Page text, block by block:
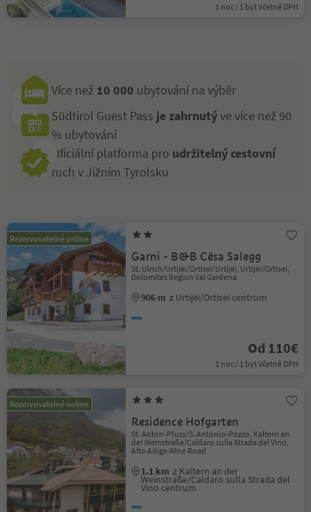
1 noc / 1 byt Včetně DPH
Více než 10 000 ubytování na výběr
Südtirol Guest Pass je zahrnutýve více než 90
% ubytování
Oficiální platforma pro udržitelný cestovní
ruch v Jižním Tyrolsku
Rezervovatelné online
Garni - B&B Cësa Salegg
St. Ulrich/Urtijëi/Ortisei/Urtijëi, Urtijëi/Ortisei,
Dolomites Region Val Gardena
906 m z Urtijëi/Ortisei centrum
Od 110€
1 noc / 1 byt Včetně DPH
Rezervovatelné online
Residence Hofgarten
St. Anton-Pfuss/S. Antonio-Pozzo, Kaltern an
der Weinstraße/Caldaro sulla Strada del Vino,
Alto Adige Wine Road
1.1 km z Kaltern an der
Weinstraße/Caldaro sulla Strada del
Vino centrum